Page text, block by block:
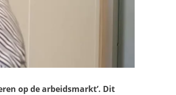
op de arbeidsmarkt’. Dit